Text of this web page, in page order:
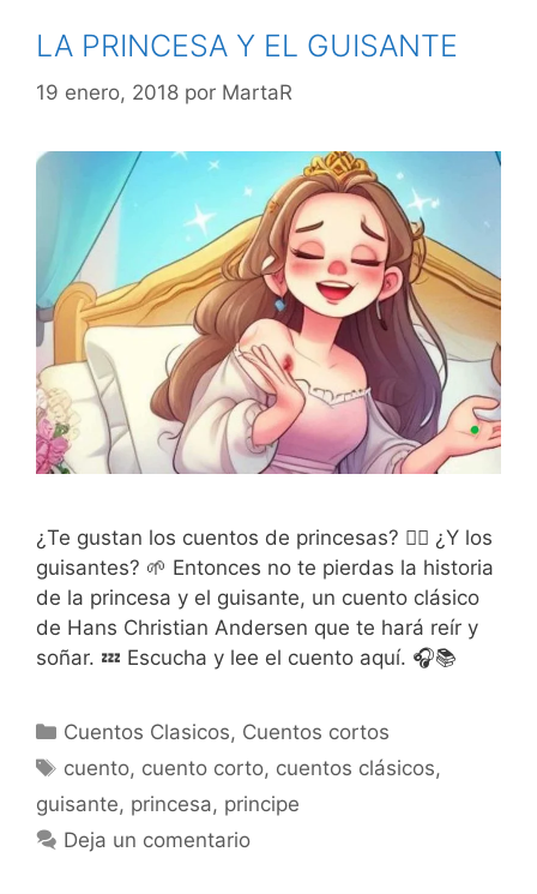
LA PRINCESA Y EL GUISANTE
19 enero, 2018 por MartaR
¿Te gustan los cuentos de princesas? 🧚‍♀️ ¿Y los
guisantes? 🌱 Entonces no te pierdas la historia
de la princesa y el guisante, un cuento clásico
de Hans Christian Andersen que te hará reír y
soñar. 💤 Escucha y lee el cuento aquí. 🎧📚
Categorías
Cuentos Clasicos, Cuentos cortos
Etiquetas
cuento, cuento corto, cuentos clásicos,
guisante, princesa, principe
Deja un comentario